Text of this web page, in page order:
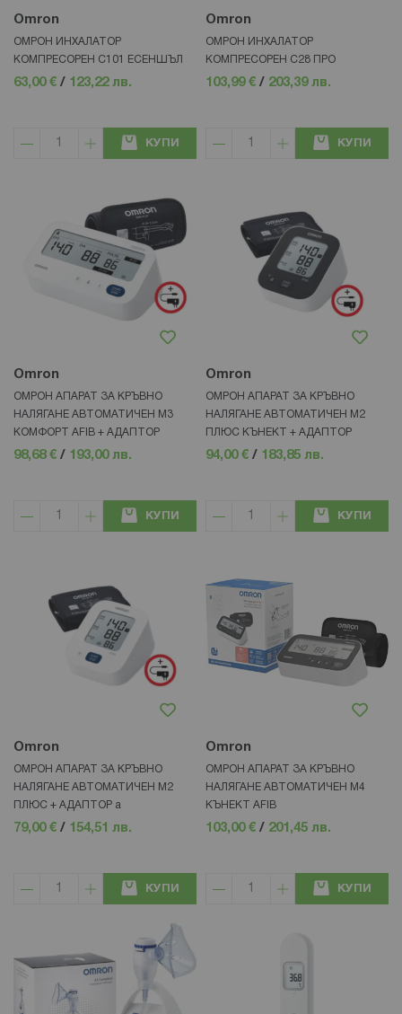
Omron
ОМРОН ИНХАЛАТОР
КОМПРЕСОРЕН C101 ЕСЕНШЪЛ
63,00 € / 123,22 лв.
КУПИ
Omron
ОМРОН ИНХАЛАТОР
КОМПРЕСОРЕН С28 ПРО
103,99 € / 203,39 лв.
КУПИ
Omron
ОМРОН АПАРАТ ЗА КРЪВНО
НАЛЯГАНЕ АВТОМАТИЧЕН М3
КОМФОРТ AFIB + АДАПТОР
98,68 € / 193,00 лв.
КУПИ
Omron
ОМРОН АПАРАТ ЗА КРЪВНО
НАЛЯГАНЕ АВТОМАТИЧЕН М2
ПЛЮС КЪНЕКТ + АДАПТОР
94,00 € / 183,85 лв.
КУПИ
Omron
ОМРОН АПАРАТ ЗА КРЪВНО
НАЛЯГАНЕ АВТОМАТИЧЕН М2
ПЛЮС + АДАПТОР а
79,00 € / 154,51 лв.
КУПИ
Omron
ОМРОН АПАРАТ ЗА КРЪВНО
НАЛЯГАНЕ АВТОМАТИЧЕН М4
КЪНЕКТ AFIB
103,00 € / 201,45 лв.
КУПИ